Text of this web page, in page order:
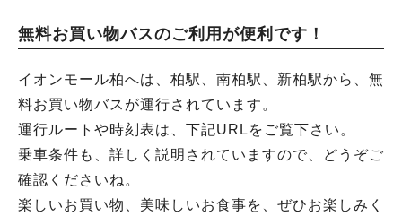
無料お買い物バスのご利用が便利です！
イオンモール柏へは、柏駅、南柏駅、新柏駅から、無
料お買い物バスが運行されています。
運行ルートや時刻表は、下記URLをご覧下さい。
乗車条件も、詳しく説明されていますので、どうぞご
確認くださいね。
楽しいお買い物、美味しいお食事を、ぜひお楽しみく